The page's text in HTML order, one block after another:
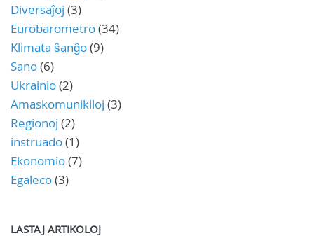
Diversaĵoj (3)
Eurobarometro(34)
Klimata ŝanĝo(9)
Sano(6)
Ukrainio(2)
Amaskomunikiloj (3)
Regionoj (2)
instruado(1)
Ekonomio(7)
Egaleco(3)
LASTAJ ARTIKOLOJ